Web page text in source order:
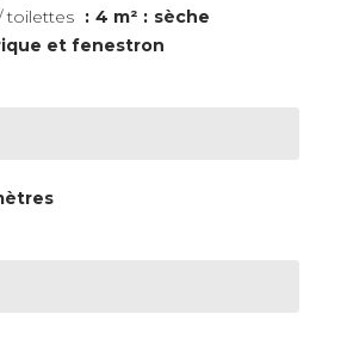
toilettes
4 m²
sèche
et fenestron